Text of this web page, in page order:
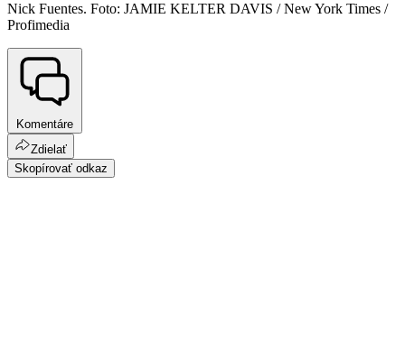
Nick Fuentes. Foto: JAMIE KELTER DAVIS / New York Times /
Profimedia
Komentáre
Zdielať
Skopírovať odkaz